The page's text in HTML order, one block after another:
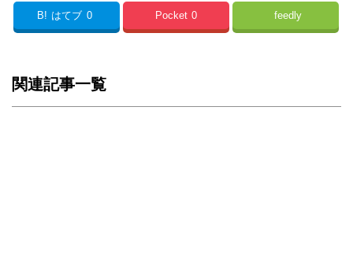
B! はてブ 0 Pocket 0 feedly
関連記事一覧